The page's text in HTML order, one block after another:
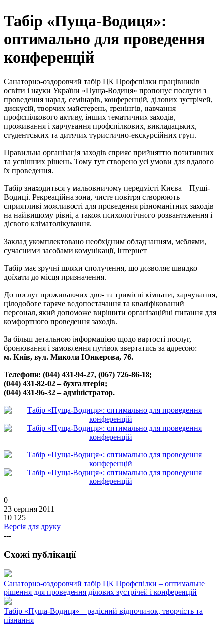
Табір «Пуща-Водиця»:
оптимально для проведення
конференцій
Санаторно-оздоровчий табір ЦК Профспілки працівників
освіти і науки України «Пуща-Водиця» пропонує послуги з
проведення нарад, семінарів, конференцій, ділових зустрічей,
дискусій, творчих майстерень, тренінгів, навчання
профспілкового активу, інших тематичних заходів,
проживання і харчування профспілкових, викладацьких,
студентських та дитячих туристично-екскурсійних груп.
Правильна організація заходів сприяє прийняттю позитивних
та успішних рішень. Тому тут створено усі умови для вдалого
їх проведення.
Табір знаходиться у мальовничому передмісті Києва – Пущі-
Водиці. Рекреаційна зона, чисте повітря створюють
сприятливі можливості для проведення різноманітних заходів
на найвищому рівні, а також психологічного розвантаження і
дієвого кліматолікування.
Заклад укомплектовано необхідним обладнанням, меблями,
сучасними засобами комунікації, Інтернет.
Табір має зручні шляхи сполучення, що дозволяє швидко
доїхати до місця призначення.
До послуг проживаючих дво- та тримісні кімнати, харчування,
цілодобове гаряче водопостачання та кваліфікований
персонал, який допоможе вирішити організаційні питання для
комфортного проведення заходів.
За більш детальною інформацією щодо вартості послуг,
бронювання і замовлення путівок звертатись за адресою:
м. Київ, вул. Миколи Юнкерова, 76.
Телефони: (044) 431-94-27, (067) 726-86-18;
(044) 431-82-02 – бухгалтерія;
(044) 431-96-32 – адміністратор.
0
23 серпня 2011
10 125
Версія для друку
---
Схожі публікації
Санаторно-оздоровчий табір ЦК Профспілки – оптимальне
рішення для проведення ділових зустрічей і конференцій
Табір «Пуща-Водиця» – радісний відпочинок, творчість та
пізнання